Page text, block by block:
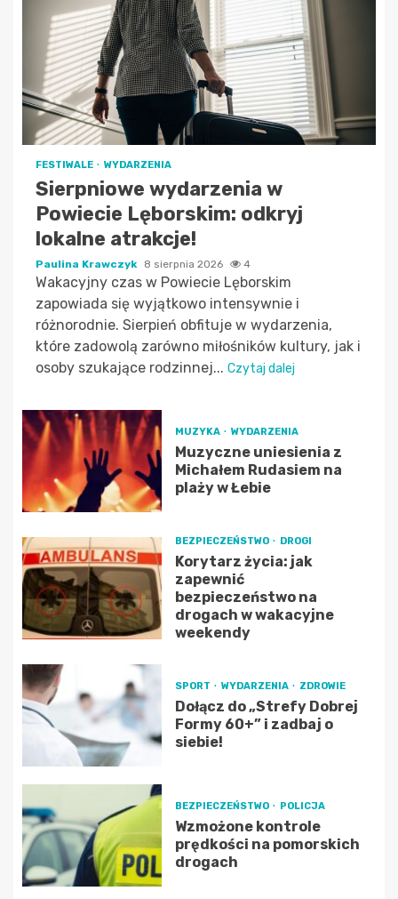
FESTIWALE WYDARZENIA
Sierpniowe wydarzenia w
Powiecie Lęborskim: odkryj
lokalne atrakcje!
Paulina Krawczyk 8 sierpnia 2026 4
Wakacyjny czas w Powiecie Lęborskim
zapowiada się wyjątkowo intensywnie i
różnorodnie. Sierpień obfituje w wydarzenia,
które zadowolą zarówno miłośników kultury, jak i
osoby szukające rodzinnej... Czytaj dalej
MUZYKA WYDARZENIA
Muzyczne uniesienia z
Michałem Rudasiem na
plaży w Łebie
BEZPIECZEŃSTWO DROGI
Korytarz życia: jak
zapewnić
bezpieczeństwo na
drogach w wakacyjne
weekendy
SPORT WYDARZENIA ZDROWIE
Dołącz do „Strefy Dobrej
Formy 60+” i zadbaj o
siebie!
BEZPIECZEŃSTWO POLICJA
Wzmożone kontrole
prędkości na pomorskich
drogach